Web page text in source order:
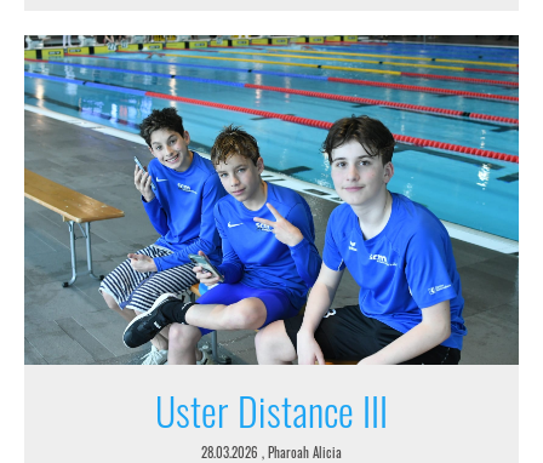
Uster Distance III
28.03.2026 , Pharoah Alicia